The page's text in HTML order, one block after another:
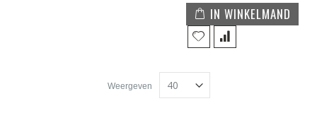
IN WINKELMAND
Weergeven